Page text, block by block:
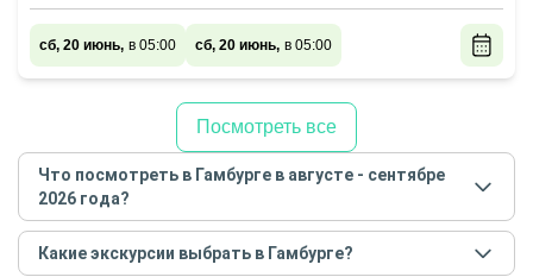
сб, 20 июнь, в 05:00 сб, 20 июнь, в 05:00
Посмотреть все
Что посмотреть в Гамбурге в августе - сентябре
2026 года?
Самые популярные местав Гамбургев августе -
сентябре 2026года:
Какие экскурсии выбрать в Гамбурге?